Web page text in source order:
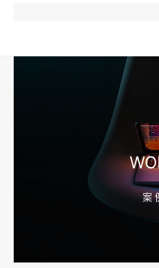
宁波高端网站建设公司推荐，
宁波网站建设报价怎么看？合
案